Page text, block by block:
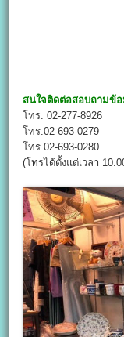
สนใจติดต่อสอบถามข้อ
โทร. 02-277-8926
โทร.02-693-0279
โทร.02-693-0280
(โทรได้ตั้งแต่เวลา